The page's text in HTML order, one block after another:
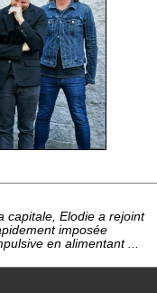
capitale, Elodie a rejoint
imposée
en alimentant ...